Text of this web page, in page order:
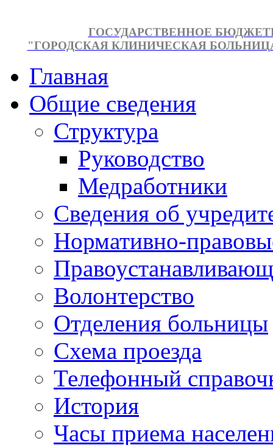
ГОСУДАРСТВЕННОЕ
"ГОРОДСКАЯ КЛИНИЧЕСКАЯ
Главная
Общие сведения
Структура
Руководство
Медработники
Сведения об
Нормативно-
Волонтерство
Отделения больницы
Схема проезда
Телефонный
История
Часы приема